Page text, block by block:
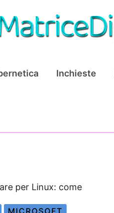
Inchieste
per Linux: come